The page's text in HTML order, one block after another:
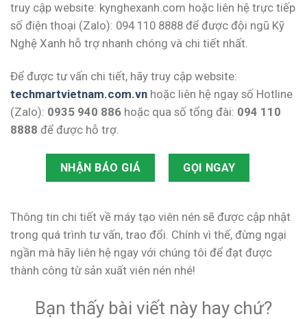
truy cập website: kynghexanh.com hoặc liên hệ trực tiếp
số điện thoại (Zalo): 094 110 8888 để được đội ngũ Kỹ
Nghệ Xanh hỗ trợ nhanh chóng và chi tiết nhất.
Để được tư vấn chi tiết, hãy truy cập website:
techmartvietnam.com.vn hoặc liên hệ ngay số Hotline
(Zalo): 0935 940 886 hoặc qua số tổng đài: 094 110
8888 để được hỗ trợ.
NHẬN BÁO GIÁ GỌI NGAY
Thông tin chi tiết về máy tạo viên nén sẽ được cập nhật
trong quá trình tư vấn, trao đổi. Chính vì thế, đừng ngại
ngần mà hãy liên hệ ngay với chúng tôi để đạt được
thành công từ sản xuất viên nén nhé!
Bạn thấy bài viết này hay chứ?